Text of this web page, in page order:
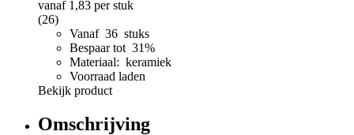
vanaf 1,83 per stuk
(26)
Vanaf 36 stuks
Bespaar tot 31%
Materiaal: keramiek
Voorraad laden
Bekijk product
Omschrijving